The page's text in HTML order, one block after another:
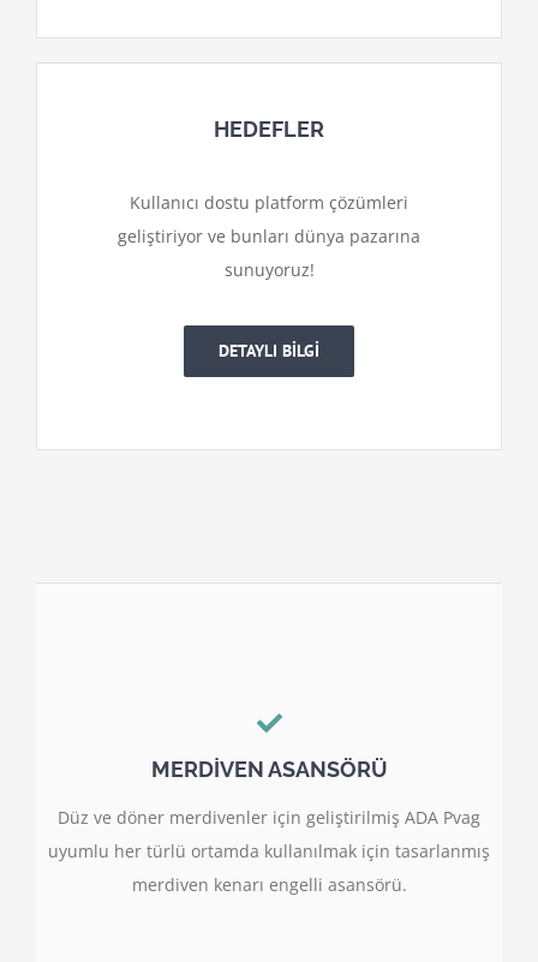
HEDEFLER
Kullanıcı dostu platform çözümleri
geliştiriyor ve bunları dünya pazarına
sunuyoruz!
DETAYLI BİLGİ
MERDİVEN ASANSÖRÜ
Düz ve döner merdivenler için geliştirilmiş ADA Pvag
uyumlu her türlü ortamda kullanılmak için tasarlanmış
merdiven kenarı engelli asansörü.